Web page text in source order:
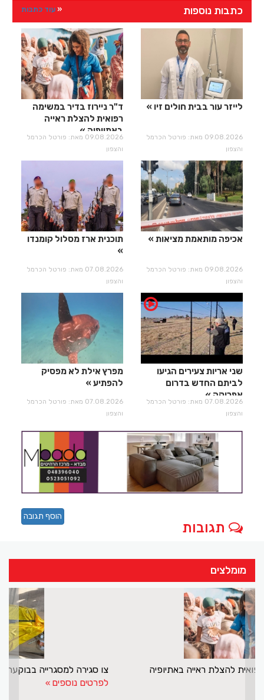
כתבות נוספות עוד כתבות
לייזר עור בבית חולים זיו
09.08.2026 מאת: פורטל הכרמל
והצפון
ד"ר ניירוז בדיר במשימה
רפואית להצלת ראייה
באתיופיה
09.08.2026 מאת: פורטל הכרמל
והצפון
אכיפה מותאמת מציאות
09.08.2026 מאת: פורטל הכרמל
והצפון
תוכנית ארז מסלול קומנדו
07.08.2026 מאת: פורטל הכרמל
והצפון
שני אריות צעירים הגיעו
לביתם החדש בדרום
אפריקה
07.08.2026 מאת: פורטל הכרמל
והצפון
מפרץ אילת לא מפסיק
להפתיע
07.08.2026 מאת: פורטל הכרמל
והצפון
תגובות
הוסף תגובה
מומלצים
ד"ר ניירוז בדיר במשימה רפואית להצלת ראייה באתיופיה
> <